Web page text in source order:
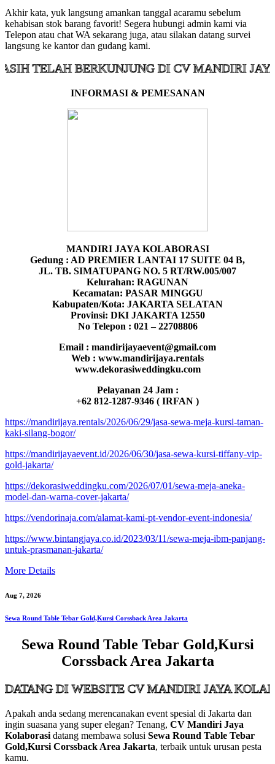
Akhir kata, yuk langsung amankan tanggal acaramu sebelum
kehabisan stok barang favorit! Segera hubungi admin kami via
Telepon atau chat WA sekarang juga, atau silakan datang survei
langsung ke kantor dan gudang kami.
BERKUNJUNG DI CV MANDIRI JAYA
INFORMASI & PEMESANAN
MANDIRI JAYA KOLABORASI
Gedung : AD PREMIER LANTAI 17 SUITE 04 B,
JL. TB. SIMATUPANG NO. 5 RT/RW.005/007
Kelurahan: RAGUNAN
Kecamatan: PASAR MINGGU
Kabupaten/Kota: JAKARTA SELATAN
Provinsi: DKI JAKARTA 12550
No Telepon : 021 – 22708806
Email : mandirijayaevent@gmail.com
Web : www.mandirijaya.rentals
www.dekorasiweddingku.com
Pelayanan 24 Jam :
+62 812-1287-9346 ( IRFAN )
https://mandirijaya.rentals/2026/06/29/jasa-sewa-meja-kursi-taman-
kaki-silang-bogor/
https://mandirijayaevent.id/2026/06/30/jasa-sewa-kursi-tiffany-vip-
gold-jakarta/
https://dekorasiweddingku.com/2026/07/01/sewa-meja-aneka-
model-dan-warna-cover-jakarta/
https://vendorinaja.com/alamat-kami-pt-vendor-event-indonesia/
https://www.bintangjaya.co.id/2023/03/11/sewa-meja-ibm-panjang-
untuk-prasmanan-jakarta/
More Details
Aug 7, 2026
Sewa Round Table Tebar Gold,Kursi Corssback Area Jakarta
Sewa Round Table Tebar Gold,Kursi
Corssback Area Jakarta
DI WEBSITE CV MANDIRI JAYA KOLABORASI
Apakah anda sedang merencanakan event spesial di Jakarta dan
ingin suasana yang super elegan? Tenang, CV Mandiri Jaya
Kolaborasi datang membawa solusi Sewa Round Table Tebar
Gold,Kursi Corssback Area Jakarta, terbaik untuk urusan pesta
kamu.